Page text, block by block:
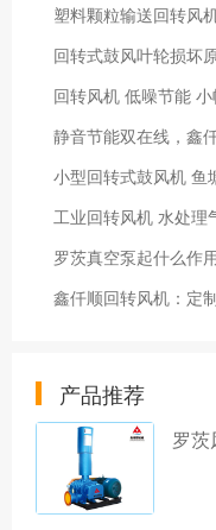
塑料颗粒输送回转风
回转式鼓风叶轮损坏
回转风机 低噪节能
静音节能双在线，鑫
小型回转式鼓风机 鱼
工业回转风机 水处理
罗茨真空泵起什么作
鑫仟顺回转风机：定
产品推荐
罗茨